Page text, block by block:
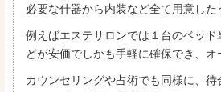
必要な什器から内装など全て用意し
例えばエステサロンでは１台のベッ
どが安価でしかも手軽に確保でき、
カウンセリングや占術でも同様に、